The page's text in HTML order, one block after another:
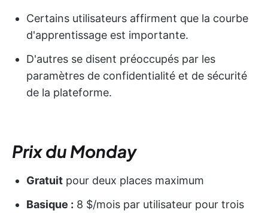
Certains utilisateurs affirment que la courbe
d'apprentissage est importante.
D'autres se disent préoccupés par les
paramètres de confidentialité et de sécurité
de la plateforme.
Prix du Monday
Gratuit pour deux places maximum
Basique : 8 $/mois par utilisateur pour trois